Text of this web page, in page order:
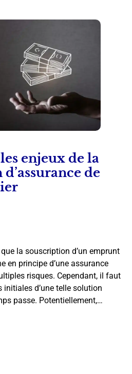
enjeux de la
de
la souscription d’un emprunt
en principe d’une assurance
risques. Cependant, il faut
d’une telle solution
passe. Potentiellement,…